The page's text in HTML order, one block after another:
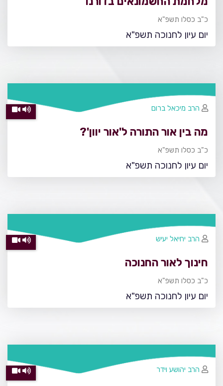
כ"ב כסלו תשפ"א
יום עיון לחנוכה תשפ"א
מה בין אור התורה ל'אור יוון'?
כ"ב כסלו תשפ"א
יום עיון לחנוכה תשפ"א
הרב מיכאל ברום
חינוך לאור החנוכה
כ"ב כסלו תשפ"א
יום עיון לחנוכה תשפ"א
הרב יחיאל יעיש
הרב יהושע וידר